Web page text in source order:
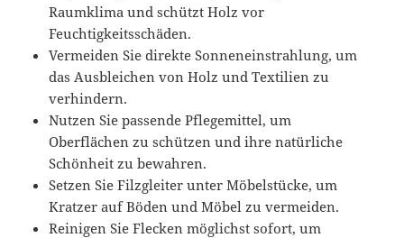
Raumklima und schützt Holz vor
Feuchtigkeitsschäden.
Vermeiden Sie direkte Sonneneinstrahlung, um
das Ausbleichen von Holz und Textilien zu
verhindern.
Nutzen Sie passende Pflegemittel, um
Oberflächen zu schützen und ihre natürliche
Schönheit zu bewahren.
Setzen Sie Filzgleiter unter Möbelstücke, um
Kratzer auf Böden und Möbel zu vermeiden.
Reinigen Sie Flecken möglichst sofort, um